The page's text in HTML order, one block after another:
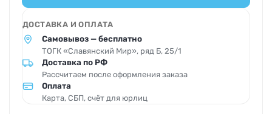
ДОСТАВКА И ОПЛАТА
Самовывоз — бесплатно
ТОГК «Славянский Мир», ряд Б, 25/1
Доставка по РФ
Рассчитаем после оформления заказа
Оплата
Карта, СБП, счёт для юрлиц